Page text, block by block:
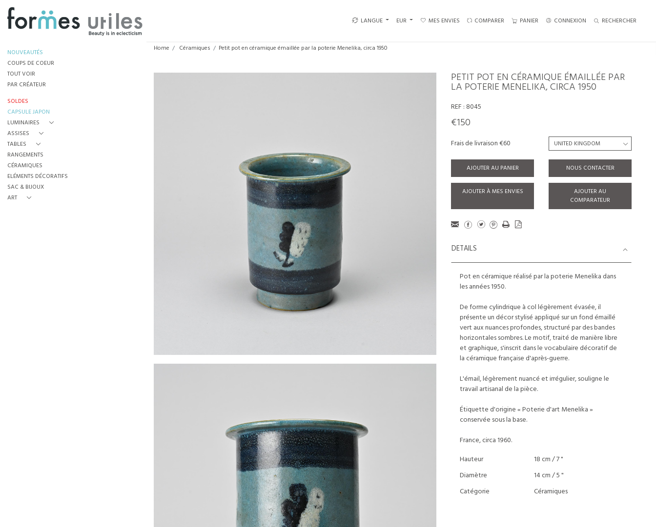
LANGUE EUR MES ENVIES COMPARER PANIER CONNEXION RECHERCHER
NOUVEAUTÉS
COUPS DE COEUR
TOUT VOIR
PAR CRÉATEUR
SOLDES
CAPSULE JAPON
LUMINAIRES
ASSISES
TABLES
RANGEMENTS
CÉRAMIQUES
ELÉMENTS DÉCORATIFS
SAC & BIJOUX
ART
Home Céramiques Petit pot en céramique émaillée par la poterie Menelika, circa 1950
PETIT POT EN CÉRAMIQUE ÉMAILLÉE PAR
LA POTERIE MENELIKA, CIRCA 1950
REF : 8045
€150
Frais de livraison €60
AJOUTER AU PANIER NOUS CONTACTER
AJOUTER À MES ENVIES
AJOUTER AU
COMPARATEUR
DETAILS
Pot en céramique réalisé par la poterie Menelika dans
les années 1950.
De forme cylindrique à col légèrement évasée, il
présente un décor stylisé appliqué sur un fond émaillé
vert aux nuances profondes, structuré par des bandes
horizontales sombres. Le motif, traité de manière libre
et graphique, s'inscrit dans le vocabulaire décoratif de
la céramique française d'après-guerre.
L'émail, légèrement nuancé et irrégulier, souligne le
travail artisanal de la pièce.
Étiquette d'origine « Poterie d'art Menelika »
conservée sous la base.
France, circa 1960.
Hauteur
18 cm / 7 "
Diamètre
14 cm / 5 "
Catégorie
Céramiques